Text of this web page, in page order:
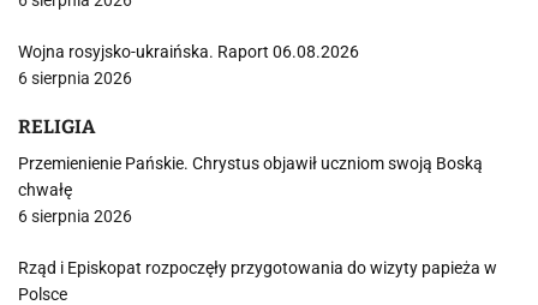
Wojna rosyjsko-ukraińska. Raport 06.08.2026
6 sierpnia 2026
RELIGIA
Przemienienie Pańskie. Chrystus objawił uczniom swoją Boską
chwałę
6 sierpnia 2026
Rząd i Episkopat rozpoczęły przygotowania do wizyty papieża w
Polsce